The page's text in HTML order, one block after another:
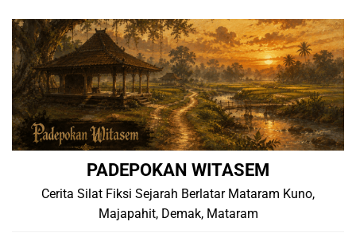
content
PADEPOKAN WITASEM
Cerita Silat Fiksi Sejarah Berlatar Mataram Kuno,
Majapahit, Demak, Mataram